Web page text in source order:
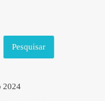
Pesquisar
2024